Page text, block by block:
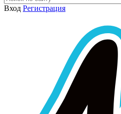
Вход Регистрация